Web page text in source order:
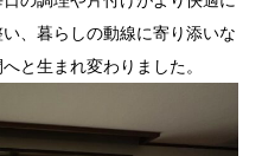
、暮らしの動線に寄り添いな
と生まれ変わりました。